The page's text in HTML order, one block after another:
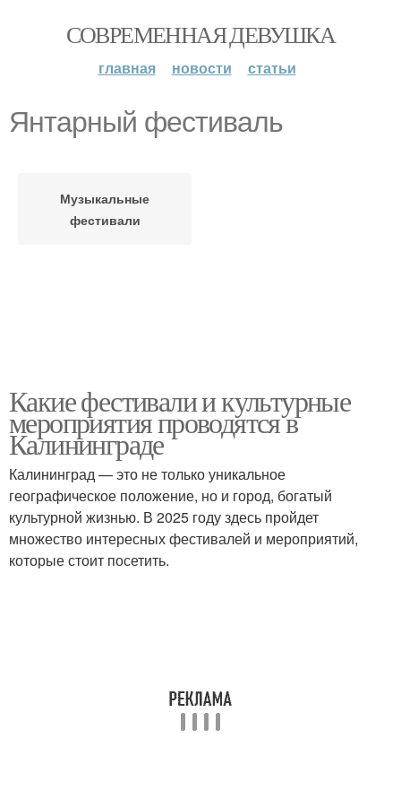
СОВРЕМЕННАЯ ДЕВУШКА
главная новости статьи
Янтарный фестиваль
Музыкальные
фестивали
Какие фестивали и культурные
мероприятия проводятся в
Калининграде
Калининград — это не только уникальное
географическое положение, но и город, богатый
культурной жизнью. В 2025 году здесь пройдет
множество интересных фестивалей и мероприятий,
которые стоит посетить.